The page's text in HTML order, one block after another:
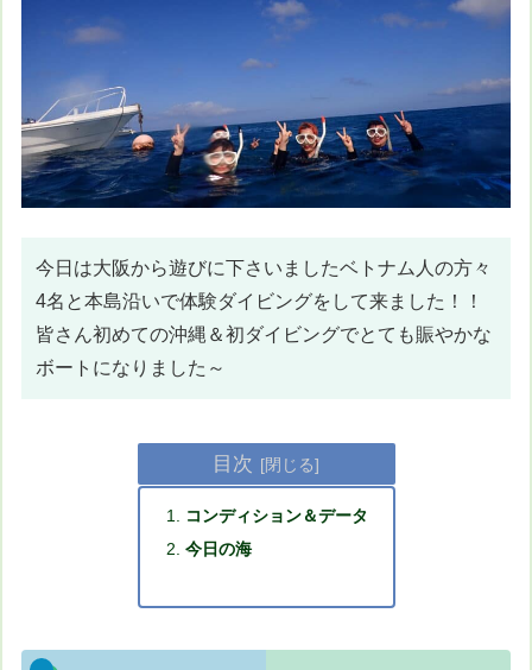
今日は大阪から遊びに下さいましたベトナム人の方々
4名と本島沿いで体験ダイビングをして来ました！！
皆さん初めての沖縄＆初ダイビングでとても賑やかな
ボートになりました～
目次
コンディション＆データ
今日の海